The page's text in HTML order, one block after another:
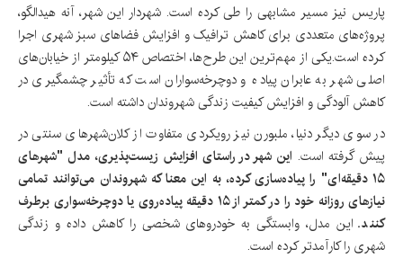
پاریس نیز مسیر مشابهی را طی کرده است. شهردار این شهر، آنه هیدالگو،
پروژه‌های متعددی برای کاهش ترافیک و افزایش فضاهای سبز شهری اجرا
کرده است.یکی از مهم‌ترین این طرح‌ها، اختصاص ۵۴ کیلومتر از خیابان‌های
اصلی شهر به عابران پیاده و دوچرخه‌سواران است که تأثیر چشمگیری در
کاهش آلودگی و افزایش کیفیت زندگی شهروندان داشته است.
در سوی دیگر دنیا، ملبورن نیز رویکردی متفاوت از کلان‌شهرهای سنتی در
پیش گرفته است. این شهر در راستای افزایش زیست‌پذیری، مدل "شهرهای
۱۵ دقیقه‌ای" را پیاده‌سازی کرده، به این معنا که شهروندان می‌توانند تمامی
نیازهای روزانه خود را در کمتر از ۱۵ دقیقه پیاده‌روی یا دوچرخه‌سواری برطرف
کنند. این مدل، وابستگی به خودروهای شخصی را کاهش داده و زندگی
شهری را کارآمدتر کرده است.